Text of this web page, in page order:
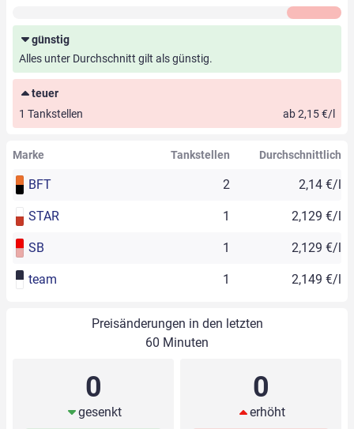
günstig
Alles unter Durchschnitt gilt als günstig.
teuer
1 Tankstellen
ab 2,15 €/l
Marke Tankstellen Durchschnittlich
BFT 2 2,14 €/l
STAR 1 2,129 €/l
SB 1 2,129 €/l
team 1 2,149 €/l
Preisänderungen in den letzten
60 Minuten
0
gesenkt
0
erhöht